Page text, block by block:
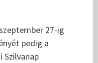
27-ig
pedig a
Szilvanap